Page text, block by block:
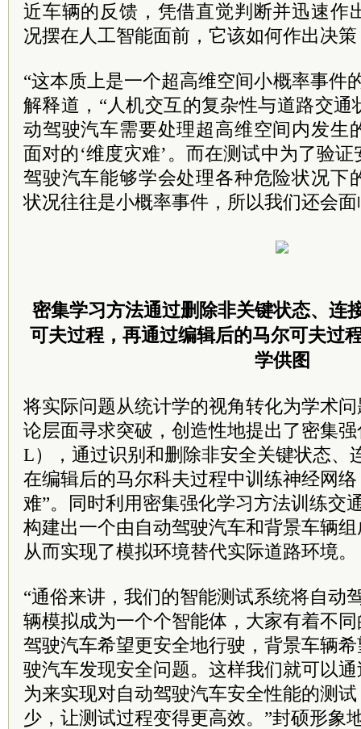
近车辆的反馈，凭借直觉判断并迅速作
况摆在人工智能面前，它该如何作出决策
“这本质上是一个超高维空间小概率事件
解释道，“人机交互的复杂性与道路交
动驾驶汽车需要处理超高维空间内发生
面对的‘维度灾难’。而在测试中为了验
驾驶汽车能够学会处理各种危险状况下
状况往往是小概率事件，所以我们还会面
密集学习方法通过删除非关键状态、连
可夫过程，再通过编辑后的马尔可夫过
学供图
将实际问题从统计学的视角转化为学术
论层面寻求突破，创造性地提出了密集
L），通过识别和删除非安全关键状态、
在编辑后的马尔科夫过程中训练神经网
难”。同时利用密集强化学习方法训练交
构建出一个由自动驾驶汽车和背景车辆
从而实现了模拟环境替代实际道路环境。
“通俗来讲，我们的智能测试系统将自动
辆模拟成为一个个智能体，大家有着不
驾驶汽车希望更安全地行驶，背景车辆
驶汽车发现安全问题。这样我们就可以
为来实现对自动驾驶汽车安全性能的测
少，让测试过程变得更高效。”封硕形象